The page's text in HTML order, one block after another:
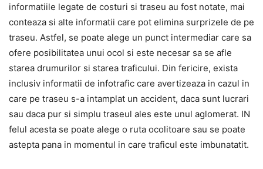
informatiile legate de costuri si traseu au fost notate, mai
conteaza si alte informatii care pot elimina surprizele de pe
traseu. Astfel, se poate alege un punct intermediar care sa
ofere posibilitatea unui ocol si este necesar sa se afle
starea drumurilor si starea traficului. Din fericire, exista
inclusiv informatii de infotrafic care avertizeaza in cazul in
care pe traseu s-a intamplat un accident, daca sunt lucrari
sau daca pur si simplu traseul ales este unul aglomerat. IN
felul acesta se poate alege o ruta ocolitoare sau se poate
astepta pana in momentul in care traficul este imbunatatit.